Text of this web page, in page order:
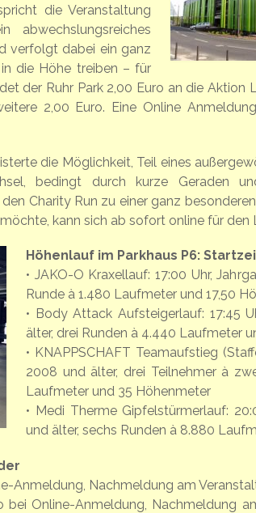
die Veranstaltung
verfolgt dabei ein ganz
die Höhe treiben – für
der Ruhr Park 2,00 Euro an die Aktion
2,00 Euro. Eine Online
die Möglichkeit, Teil eines
bedingt durch kurze Geraden
Charity Run zu einer ganz
kann sich ab sofort online für den
Höhenlauf im Parkhaus P6:
• JAKO-O Kraxellauf: 17:00 Uhr,
Runde à 1.480 Laufmeter und 17,50
• Body Attack Aufsteigerlauf: 17:45
älter, drei Runden à 4.440 Laufmeter
• KNAPPSCHAFT Teamaufstieg
2008 und älter, drei Teilnehmer à
Laufmeter und 35 Höhenmeter
• Medi Therme Gipfelstürmerlauf:
und älter, sechs Runden à 8.880
Anmeldung, Nachmeldung am
Online-Anmeldung, Nachmeldung